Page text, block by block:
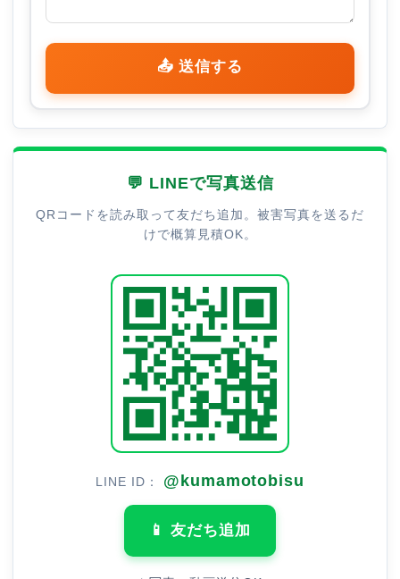
📤 送信する
💬 LINEで写真送信
QRコードを読み取って友だち追加。被害写真を送るだ
けで概算見積OK。
LINE ID： @kumamotobisu
📱 友だち追加